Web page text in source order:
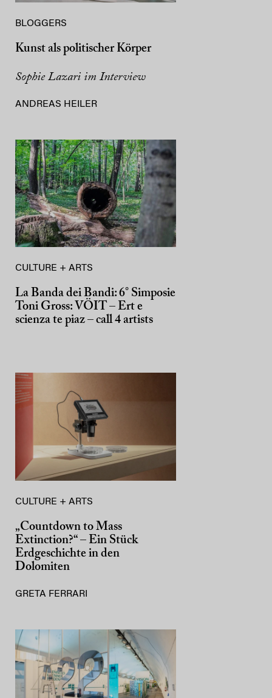
BLOGGERS
Kunst als politischer Körper
Sophie Lazari im Interview
ANDREAS HEILER
CULTURE + ARTS
La Banda dei Bandi: 6° Simposie
Toni Gross: VÖIT – Ert e
scienza te piaz – call 4 artists
CULTURE + ARTS
„Countdown to Mass
Extinction?“ – Ein Stück
Erdgeschichte in den
Dolomiten
GRETA FERRARI